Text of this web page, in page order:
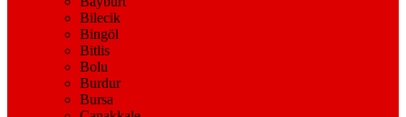
Bilecik
Bingöl
Bitlis
Bolu
Burdur
Bursa